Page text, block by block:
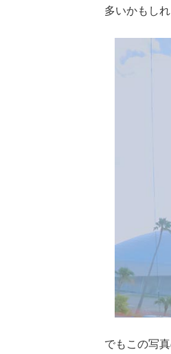
多いかもしれ
でもこの写